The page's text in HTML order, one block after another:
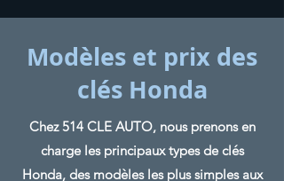
Modèles et prix des
clés Honda
Chez 514 CLE AUTO, nous prenons en
charge les principaux types de clés
Honda, des modèles les plus simples aux